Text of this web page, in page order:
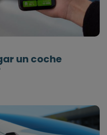
un coche